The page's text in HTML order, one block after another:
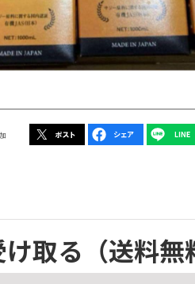
取る （送料無